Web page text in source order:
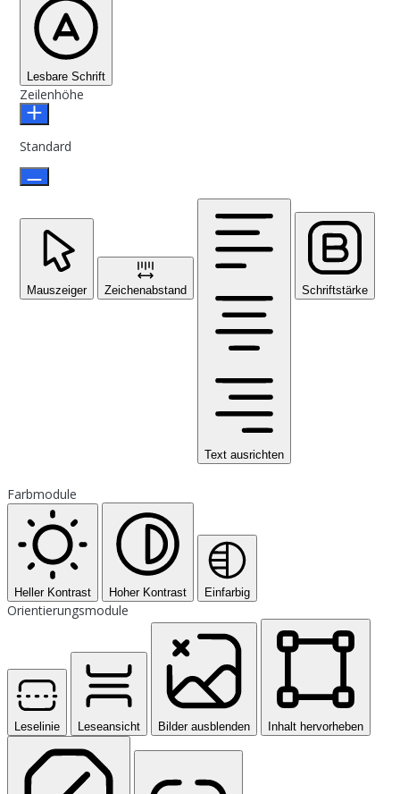
Lesbare Schrift
Zeilenhöhe
Standard
Mauszeiger Zeichenabstand
Text ausrichten
Schriftstärke
Farbmodule
Heller Kontrast Hoher Kontrast Einfarbig
Orientierungsmodule
Leselinie Leseansicht Bilder ausblenden Inhalt hervorheben